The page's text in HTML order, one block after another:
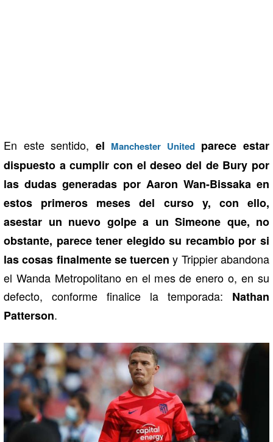
En este sentido, el Manchester Unitedparece estar
dispuesto a cumplir con el deseo del de Bury por
las dudas generadas por Aaron Wan-Bissaka en
estos primeros meses del curso y, con ello,
asestar un nuevo golpe a un Simeone que, no
obstante, parece tener elegido su recambio por si
las cosas finalmente se tuerceny Trippier abandona
el Wanda Metropolitano en el mes de enero o, en su
defecto, conforme finalice la temporada: Nathan
Patterson.